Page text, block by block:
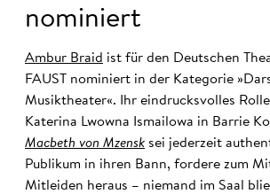
nominiert
Ambur Braid ist für den Deutschen
FAUST nominiert in der Kategorie
Musiktheater«. Ihr eindrucksvolles
Katerina Lwowna Ismailowa in Barrie
Macbeth von Mzensk sei jederzeit
Publikum in ihren Bann, fordere zum
Mitleiden heraus – niemand im Saal